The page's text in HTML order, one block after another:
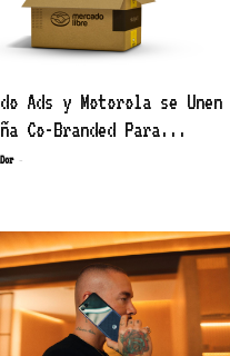
Ads y Motorola se Unen
Co-Branded Para...
-